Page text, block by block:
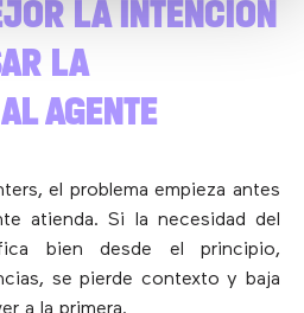
LA INTENCIÓN
LA
AGENTE
el problema empieza antes
atienda. Si la necesidad del
bien desde el principio,
se pierde contexto y baja
a la primera.